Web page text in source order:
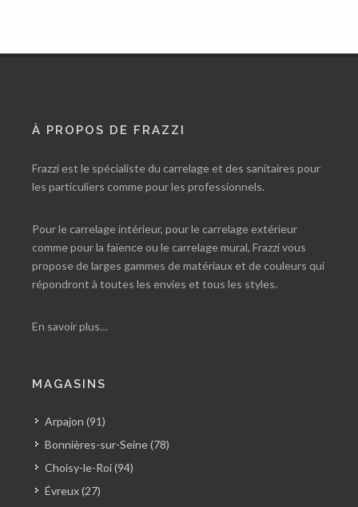
À PROPOS DE FRAZZI
Frazzi est le spécialiste du carrelage et des sanitaires pour
les particuliers comme pour les professionnels.
Pour le carrelage intérieur, pour le carrelage extérieur
comme pour la faïence ou le carrelage mural, Frazzi vous
propose de larges gammes de matériaux et de couleurs qui
répondront à toutes les envies et tous les styles.
En savoir plus…
MAGASINS
Arpajon (91)
Bonnières-sur-Seine (78)
Choisy-le-Roi (94)
Évreux (27)